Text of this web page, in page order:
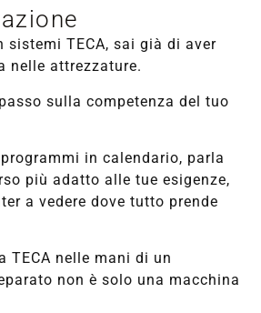
sistemi TECA, sai già di aver
nelle attrezzature.
sulla competenza del tuo
in calendario, parla
più adatto alle tue esigenze,
a vedere dove tutto prende
TECA nelle mani di un
non è solo una macchina